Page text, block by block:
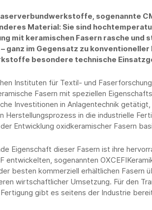
sogenannte
Material: Sie sind
mit keramischen Fasern rasche und
ganz im Gegensatz zu
besondere technische
Instituten für Textil- und
Fasern mit speziellen
Investitionen in Anlagentechnik
Herstellungsprozess in die industrielle
Entwicklung oxidkeramischer Fasern
Eigenschaft dieser Fasern ist ihre
entwickelten, sogenannten
besten kommerziell erhältlichen Fasern
wirtschaftlicher Umsetzung. Für den
gibt es seitens der Industrie